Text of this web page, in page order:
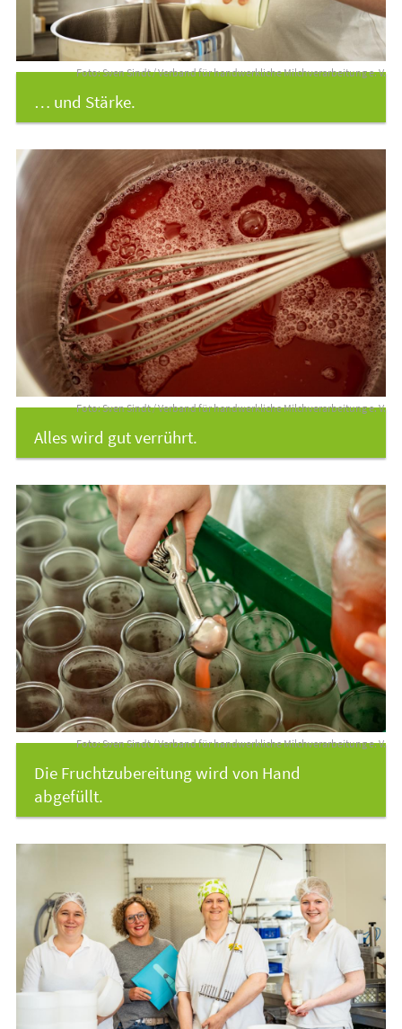
Foto: Sven Sindt / Verband für handwerkliche Milchverarbeitung e. V.
… und Stärke.
Foto: Sven Sindt / Verband für handwerkliche Milchverarbeitung e. V.
Alles wird gut verrührt.
Foto: Sven Sindt / Verband für handwerkliche Milchverarbeitung e. V.
Die Fruchtzubereitung wird von Hand
abgefüllt.